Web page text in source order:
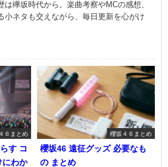
は欅坂時代から。楽曲考察やMCの感想、
小ネタも交えながら、毎日更新を心がけ
６まとめ
す コ
にわか
櫻坂４６まとめ
櫻坂46 遠征グッズ 必要なも
の まとめ